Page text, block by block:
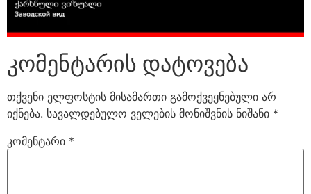
კომენტარის დატოვება
თქვენი ელფოსტის მისამართი გამოქვეყნებული არ
იქნება. სავალდებულო ველების მონიშვნის ნიშანი *
კომენტარი *